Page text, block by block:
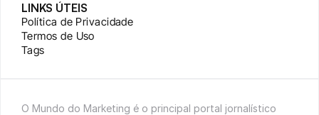
LINKS ÚTEIS
Política de Privacidade
Termos de Uso
Tags
O Mundo do Marketing é o principal portal jornalístico